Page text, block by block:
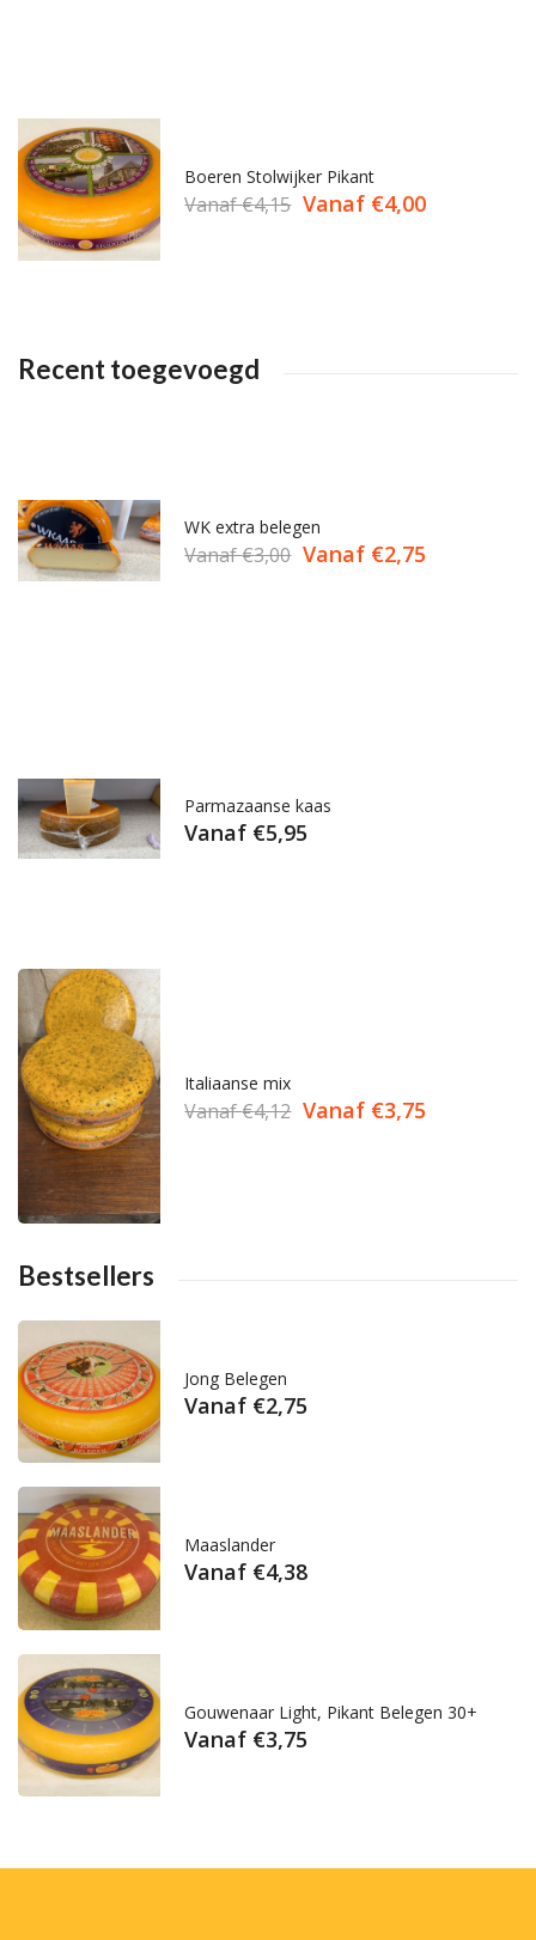
Boeren Stolwijker Pikant
Vanaf€4,15 Vanaf €4,00
Recent toegevoegd
WK extra belegen
Vanaf€3,00 Vanaf €2,75
Parmazaanse kaas
Vanaf €5,95
Italiaanse mix
Vanaf€4,12 Vanaf €3,75
Bestsellers
Jong Belegen
Vanaf €2,75
Maaslander
Vanaf €4,38
Gouwenaar Light, Pikant Belegen 30+
Vanaf €3,75